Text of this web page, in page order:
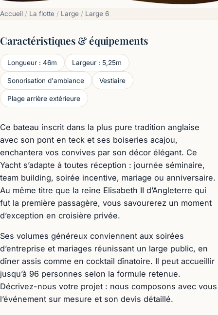
Accueil / La flotte / Large / Large 6
Caractéristiques & équipements
Longueur : 46m Largeur : 5,25m
Sonorisation d'ambiance Vestiaire
Plage arrière extérieure
Ce bateau inscrit dans la plus pure tradition anglaise
avec son pont en teck et ses boiseries acajou,
enchantera vos convives par son décor élégant. Ce
Yacht s’adapte à toutes réception : journée séminaire,
team building, soirée incentive, mariage ou anniversaire.
Au même titre que la reine Elisabeth II d’Angleterre qui
fut la première passagère, vous savourerez un moment
d’exception en croisière privée.
Ses volumes généreux conviennent aux soirées
d’entreprise et mariages réunissant un large public, en
dîner assis comme en cocktail dînatoire. Il peut accueillir
jusqu’à 96 personnes selon la formule retenue.
Décrivez-nous votre projet : nous composons avec vous
l’événement sur mesure et son devis détaillé.